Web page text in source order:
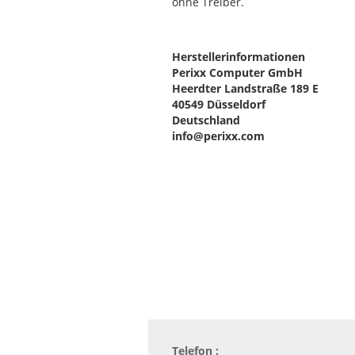
Herstellerinformationen
Perixx Computer GmbH
Heerdter Landstraße 189 E
40549 Düsseldorf
Deutschland
info@perixx.com
Telefon :